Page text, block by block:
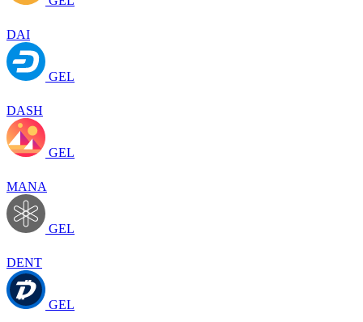
DAI
GEL
DASH
GEL
MANA
GEL
DENT
GEL